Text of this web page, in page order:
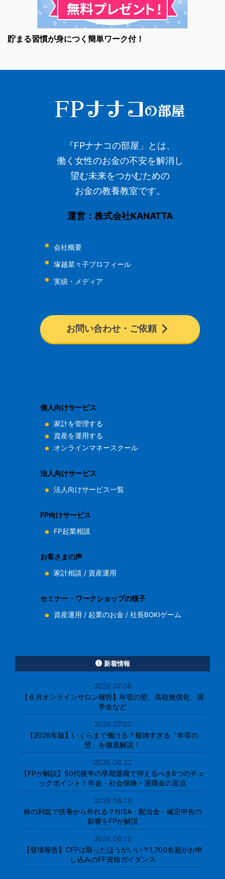
貯まる習慣が身につく簡単ワーク付！
『FPナナコの部屋」とは、
働く女性のお金の不安を解消し
望む未来をつかむための
お金の教養教室です。
運営：株式会社KANATTA
会社概要
塚越菜々子プロフィール
実績・メディア
お問い合わせ・ご依頼
個人向けサービス
家計を管理する
資産を運用する
オンラインマネースクール
法人向けサービス
法人向けサービス一覧
FP向けサービス
FP起業相談
お客さまの声
家計相談 / 資産運用
セミナー・ワークショップの様子
資産運用 / 起業のお金 /社長BOKIゲーム
新着情報
2026.07.08
【６月オンラインサロン報告】年収の壁、高校無償化、奨
学金など
2026.07.07
【2026年版】いくらまで働ける？複雑すぎる「年収の
壁」を徹底解説！
2026.06.22
【FPが解説】50代後半の早期退職で抑えるべき6つのチェ
ックポイント！年金・社会保険・退職金の盲点
2026.06.13
株の利益で扶養から外れる？NISA・配当金・確定申告の
影響をFPが解説
2026.06.12
【登壇報告】CFPは取ったほうがいい？1,700名超がお申
し込みのFP資格ガイダンス